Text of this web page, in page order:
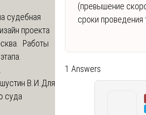
(превышение
сроки проведения
1 Answers
судебная
проекта
Работы
В.И. Для
суда